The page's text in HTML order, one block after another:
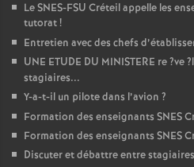
LeSNES-FSU Créteil appelle les
tutorat!
Entretien avec des chefs
UNE ETUDE DU MINISTERE re?ve
stagiaires...
Y-a-t-il un pilote dans l’avion ?
Formation des enseignants SNES
Formation des enseignants SNES
Discuter et débattre entre